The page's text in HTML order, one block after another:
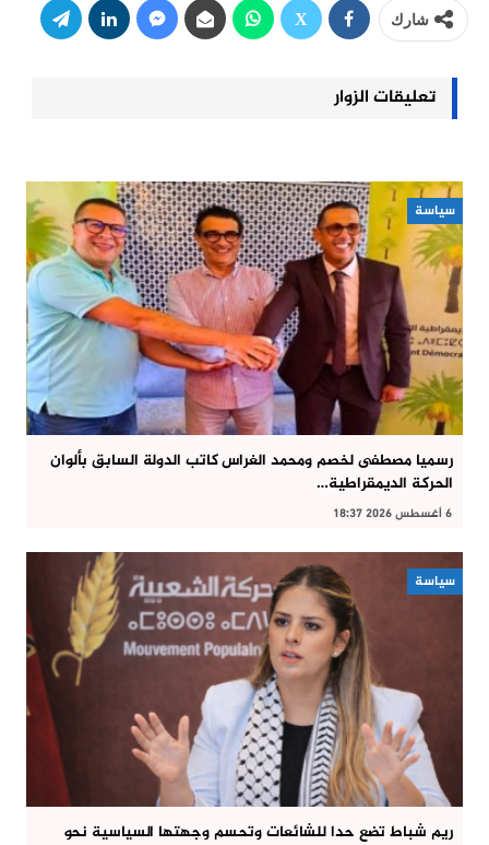
شارك
تعليقات الزوار
سياسة
رسميا مصطفى لخصم ومحمد الغراس كاتب الدولة السابق بألوان
الحركة الديمقراطية…
6 أغسطس 2026 18:37
سياسة
ريم شباط تضع حدا للشائعات وتحسم وجهتها السياسية نحو